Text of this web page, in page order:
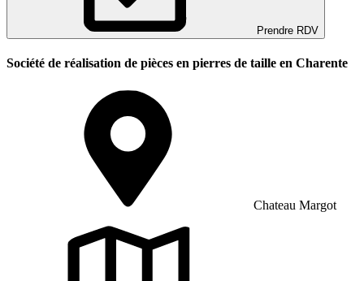
Prendre RDV
Société de réalisation de pièces en pierres de taille en Charente
Chateau Margot